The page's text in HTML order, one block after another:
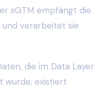
sGTM empfängt die
verarbeitet sie
die im Data Layer
wurde, existiert